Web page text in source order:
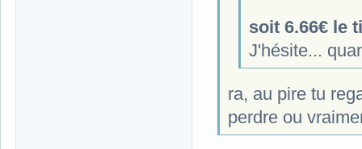
soit 6.66€ le
J'hésite...
ra, au pire tu
perdre ou